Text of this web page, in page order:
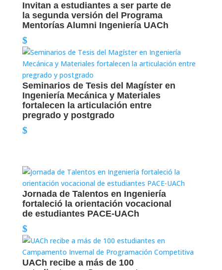
Invitan a estudiantes a ser parte de
la segunda versión del Programa
Mentorías Alumni Ingeniería UACh
Seminarios de Tesis del Magíster en
Ingeniería Mecánica y Materiales
fortalecen la articulación entre
pregrado y postgrado
Jornada de Talentos en Ingeniería
fortaleció la orientación vocacional
de estudiantes PACE-UACh
UACh recibe a más de 100